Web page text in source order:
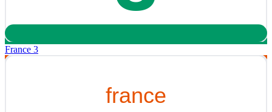
France 3